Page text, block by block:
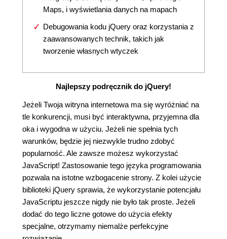
Maps, i wyświetlania danych na mapach
Debugowania kodu jQuery oraz korzystania z
zaawansowanych technik, takich jak
tworzenie własnych wtyczek
Najlepszy podręcznik do jQuery!
Jeżeli Twoja witryna internetowa ma się wyróżniać na
tle konkurencji, musi być interaktywna, przyjemna dla
oka i wygodna w użyciu. Jeżeli nie spełnia tych
warunków, będzie jej niezwykle trudno zdobyć
popularność. Ale zawsze możesz wykorzystać
JavaScript! Zastosowanie tego języka programowania
pozwala na istotne wzbogacenie strony. Z kolei użycie
biblioteki jQuery sprawia, że wykorzystanie potencjału
JavaScriptu jeszcze nigdy nie było tak proste. Jeżeli
dodać do tego liczne gotowe do użycia efekty
specjalne, otrzymamy niemalże perfekcyjne